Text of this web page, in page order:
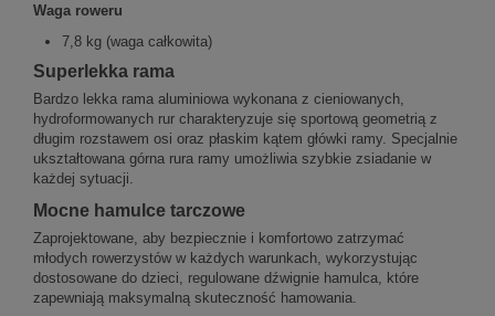
Waga roweru
7,8 kg (waga całkowita)
Superlekka rama
Bardzo lekka rama aluminiowa wykonana z cieniowanych,
hydroformowanych rur charakteryzuje się sportową geometrią z
długim rozstawem osi oraz płaskim kątem główki ramy. Specjalnie
ukształtowana górna rura ramy umożliwia szybkie zsiadanie w
każdej sytuacji.
Mocne hamulce tarczowe
Zaprojektowane, aby bezpiecznie i komfortowo zatrzymać
młodych rowerzystów w każdych warunkach, wykorzystując
dostosowane do dzieci, regulowane dźwignie hamulca, które
zapewniają maksymalną skuteczność hamowania.